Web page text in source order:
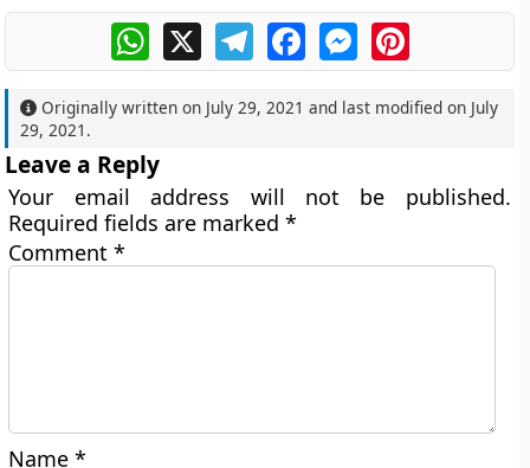
WhatsApp
X TelegramFacebookMessengerPinterest
Originally written on July 29, 2021 and last modified on July
29, 2021 .
Leave a Reply
Your email address will not be published.
Required fields are marked*
Comment*
Name*